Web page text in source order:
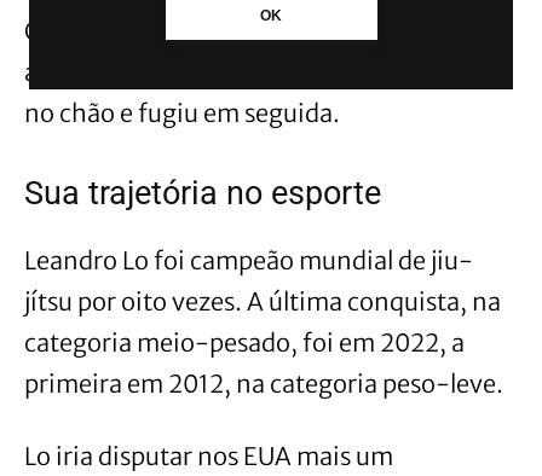
OK
O advogado conta que, após o tiro, o
agressor ainda deu dois chutes em Leandro
no chão e fugiu em seguida.
Sua trajetória no esporte
Leandro Lo foi campeão mundial de jiu-
jítsu por oito vezes. A última conquista, na
categoria meio-pesado, foi em 2022, a
primeira em 2012, na categoria peso-leve.
Lo iria disputar nos EUA mais um